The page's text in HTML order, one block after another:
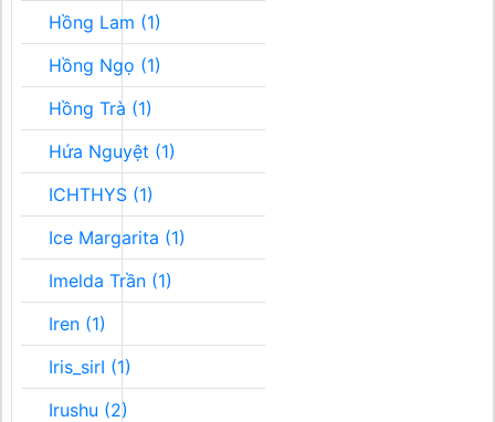
Hồng Lam (1)
Hồng Ngọ (1)
Hồng Trà (1)
Hứa Nguyệt (1)
ICHTHYS (1)
Ice Margarita (1)
Imelda Trần (1)
Iren (1)
Iris_sirI (1)
Irushu (2)